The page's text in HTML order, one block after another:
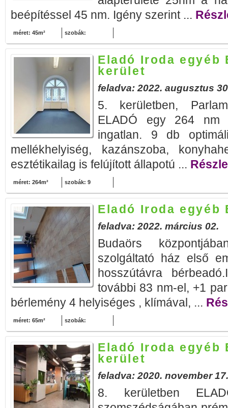
beépítéssel 45 nm. Igény szerint ...
méret: 45m² szobák:
Eladó Iroda egyéb
kerület
feladva: 2022. augusztus
5. kerületben,
ELADÓ egy 264 nm
ingatlan. 9 db
mellékhelyiség, kazánszoba,
esztétikailag is felújított állapotú ...
méret: 264m² szobák: 9
Eladó Iroda egyéb
feladva: 2022. március 02.
Budaörs
szolgáltató ház első
hosszútávra
további 83 nm-el, +1
bérlemény 4 helyiséges , klímával, ...
méret: 65m² szobák:
Eladó Iroda egyéb
kerület
feladva: 2020. november 17.
8. kerületben